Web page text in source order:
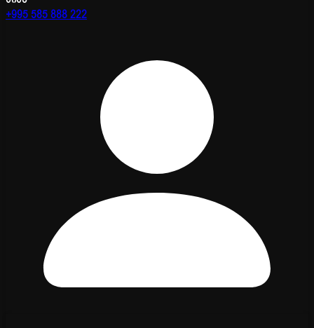
+995 585 888 222